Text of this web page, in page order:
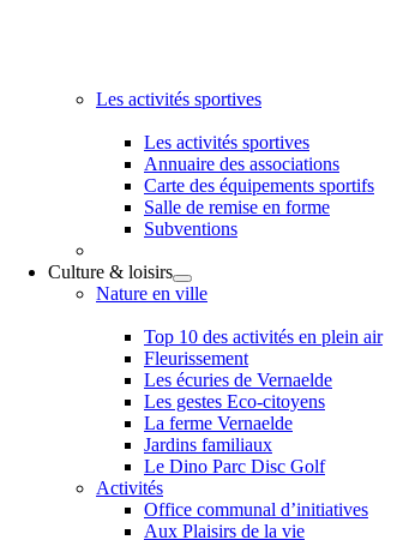
Les activités sportives
Les activités sportives
Annuaire des associations
Carte des équipements sportifs
Salle de remise en forme
Subventions
Culture & loisirs
Nature en ville
Top 10 des activités en plein air
Fleurissement
Les écuries de Vernaelde
Les gestes Eco-citoyens
La ferme Vernaelde
Jardins familiaux
Le Dino Parc Disc Golf
Activités
Office communal d’initiatives
Aux Plaisirs de la vie